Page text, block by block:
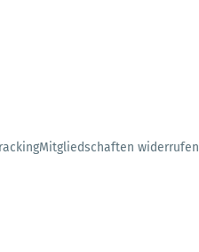
Mitgliedschaften widerrufen